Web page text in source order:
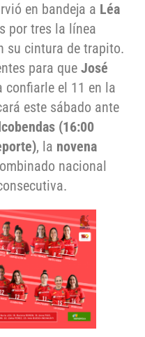
en bandeja a Léa
por tres la línea
su cintura de trapito.
para que José
confiarle el 11 en la
este sábado ante
(16:00
, la novena
nacional